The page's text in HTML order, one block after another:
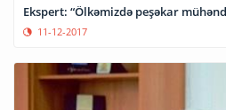
Ekspert: “Ölkəmizdə peşəkar
11-12-2017